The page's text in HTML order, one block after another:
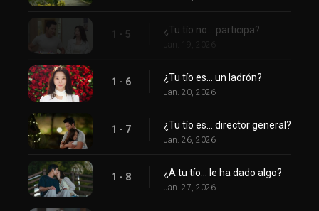
1 - 5 ¿Tu tío no... participa?
Jan. 19, 2026
1 - 6 ¿Tu tío es... un ladrón?
Jan. 20, 2026
1 - 7 ¿Tu tío es... director general?
Jan. 26, 2026
1 - 8 ¿A tu tío... le ha dado algo?
Jan. 27, 2026